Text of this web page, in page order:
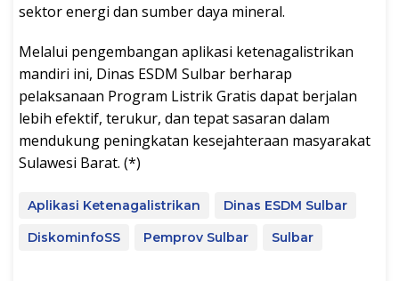
sektor energi dan sumber daya mineral.
Melalui pengembangan aplikasi ketenagalistrikan
mandiri ini, Dinas ESDM Sulbar berharap
pelaksanaan Program Listrik Gratis dapat berjalan
lebih efektif, terukur, dan tepat sasaran dalam
mendukung peningkatan kesejahteraan masyarakat
Sulawesi Barat. (*)
Aplikasi Ketenagalistrikan
Dinas ESDM Sulbar
DiskominfoSS
Pemprov Sulbar Sulbar